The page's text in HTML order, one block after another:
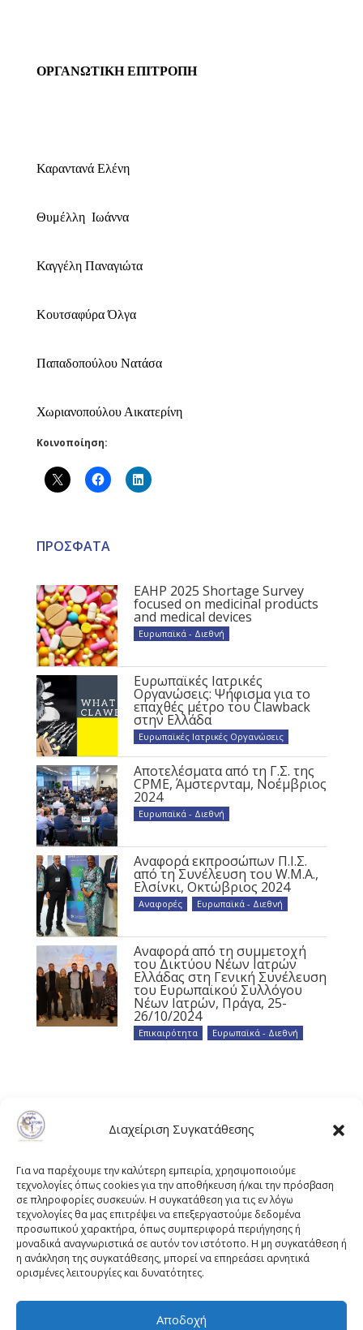
Διαχείριση Συγκατάθεσης
Για να παρέχουμε την καλύτερη εμπειρία, χρησιμοποιούμε
τεχνολογίες όπως cookies για την αποθήκευση ή/και την πρόσβαση
σε πληροφορίες συσκευών. Η συγκατάθεση για τις εν λόγω
τεχνολογίες θα μας επιτρέψει να επεξεργαστούμε δεδομένα
προσωπικού χαρακτήρα, όπως συμπεριφορά περιήγησης ή
μοναδικά αναγνωριστικά σε αυτόν τον ιστότοπο. Η μη συγκατάθεση ή
η ανάκληση της συγκατάθεσης, μπορεί να επηρεάσει αρνητικά
ορισμένες λειτουργίες και δυνατότητες.
Αποδοχή
ΟΡΓΑΝΩΤΙΚΗ ΕΠΙΤΡΟΠΗ
Καραντανά Ελένη
Θυμέλλη Ιωάννα
Καγγέλη Παναγιώτα
Κουτσαφύρα Όλγα
Παπαδοπούλου Νατάσα
Χωριανοπούλου Αικατερίνη
Κοινοποίηση:
ΠΡΟΣΦΑΤΑ
EAHP 2025 Shortage Survey
focused on medicinal products
and medical devices
Ευρωπαϊκά - Διεθνή
Ευρωπαϊκές Ιατρικές
Οργανώσεις: Ψήφισμα για το
επαχθές μέτρο του Clawback
στην Ελλάδα
Ευρωπαϊκές Ιατρικές Οργανώσεις
Αποτελέσματα από τη Γ.Σ. της
CPME, Άμστερνταμ, Νοέμβριος
2024
Ευρωπαϊκά - Διεθνή
Αναφορά εκπροσώπων Π.Ι.Σ.
από τη Συνέλευση του W.M.A.,
Ελσίνκι, Οκτώβριος 2024
Αναφορές Ευρωπαϊκά - Διεθνή
Αναφορά από τη συμμετοχή
του Δικτύου Νέων Ιατρών
Ελλάδας στη Γενική Συνέλευση
του Ευρωπαϊκού Συλλόγου
Νέων Ιατρών, Πράγα, 25-
26/10/2024
Επικαιρότητα Ευρωπαϊκά - Διεθνή